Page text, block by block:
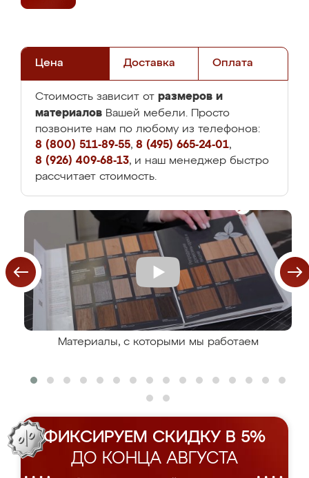
Цена Доставка Оплата
Стоимость зависит от размеров и
материалов Вашей мебели. Просто
позвоните нам по любому из телефонов:
8 (800) 511-89-55, 8 (495) 665-24-01,
8 (926) 409-68-13, и наш менеджер быстро
рассчитает стоимость.
Материалы, с которыми мы работаем
ФИКСИРУЕМ СКИДКУ В 5%
ДО КОНЦА АВГУСТА